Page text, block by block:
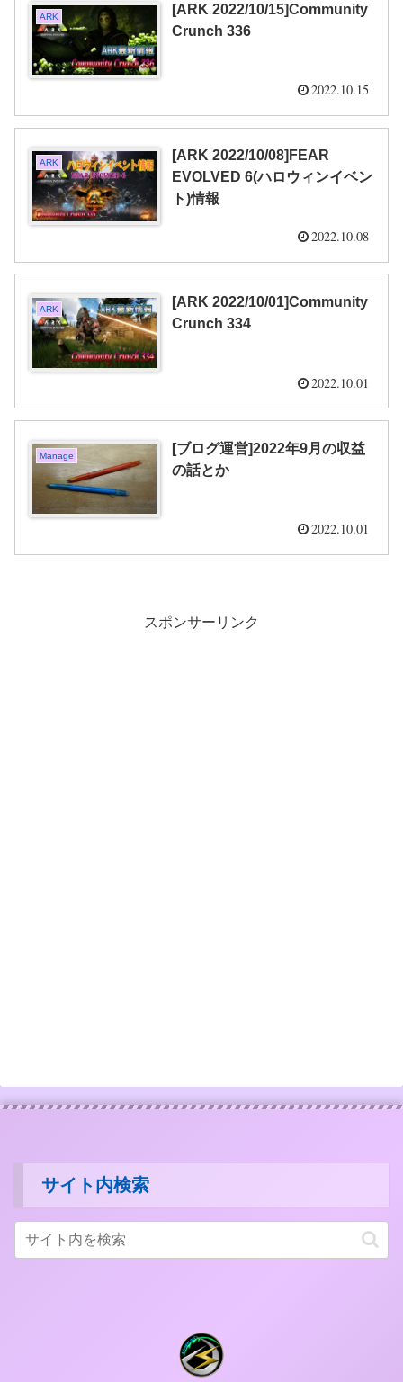
ARK
[ARK 2022/10/15]Community
Crunch 336
2022.10.15
ARK
[ARK 2022/10/08]FEAR
EVOLVED 6(ハロウィンイベン
ト)情報
2022.10.08
ARK
[ARK 2022/10/01]Community
Crunch 334
2022.10.01
Manage
[ブログ運営]2022年9月の収益
の話とか
2022.10.01
スポンサーリンク
サイト内検索